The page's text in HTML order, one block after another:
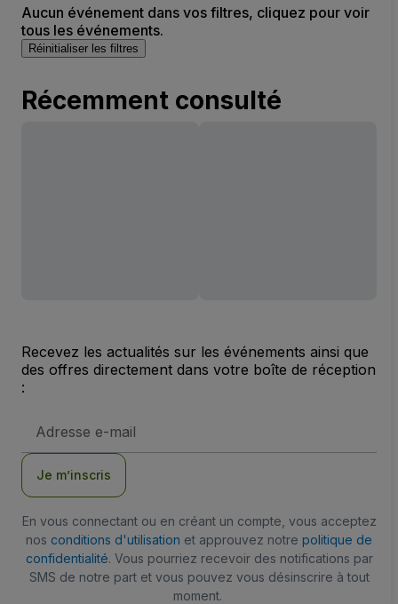
Aucun événement dans vos filtres, cliquez pour voir
tous les événements.
Réinitialiser les filtres
Récemment consulté
Recevez les actualités sur les événements ainsi que
des offres directement dans votre boîte de réception
:
e-
Je m’inscris
En vous connectant ou en créant un compte, vous acceptez
nos conditions d'utilisation et approuvez notre politique de
confidentialité. Vous pourriez recevoir des notifications par
SMS de notre part et vous pouvez vous désinscrire à tout
moment.